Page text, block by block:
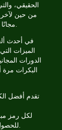
الحقيقي،
من حين لآخر.
الميزات
الدورات
البكرات مرة
لكل رمز